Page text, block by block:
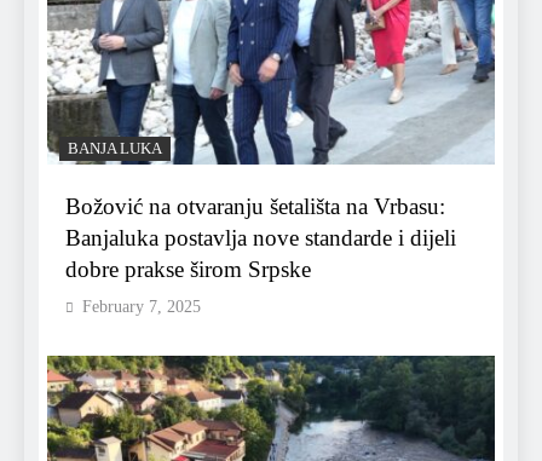
BANJA LUKA
Božović na otvaranju šetališta na Vrbasu:
Banjaluka postavlja nove standarde i dijeli
dobre prakse širom Srpske
February 7, 2025